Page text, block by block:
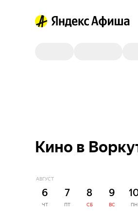
Кино в
АВГУСТ
6
ЧТ
7
ПТ
8
СБ
9
ВС ПН